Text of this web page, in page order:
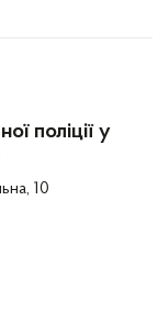
поліції у
10